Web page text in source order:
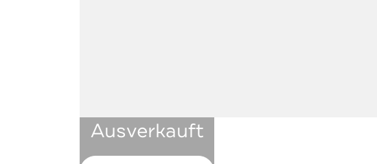
Ausverkauft